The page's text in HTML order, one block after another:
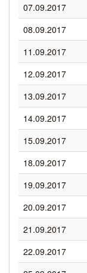
07.09.2017
08.09.2017
11.09.2017
12.09.2017
13.09.2017
14.09.2017
15.09.2017
18.09.2017
19.09.2017
20.09.2017
21.09.2017
22.09.2017